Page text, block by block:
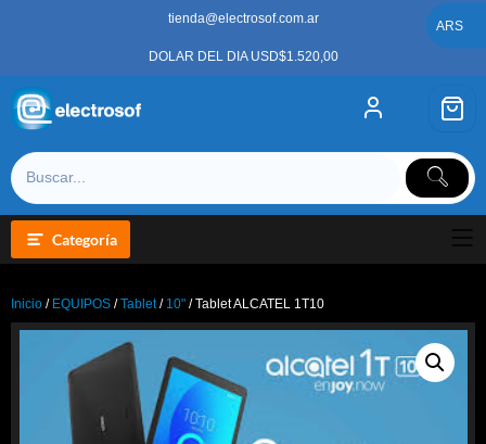
tienda@electrosof.com.ar
DOLAR DEL DIA USD$1.520,00
Categoría
Inicio / EQUIPOS /Tablet / 10" / Tablet ALCATEL 1T10
ARS